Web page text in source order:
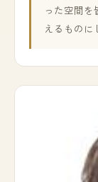
った空間
えるものに